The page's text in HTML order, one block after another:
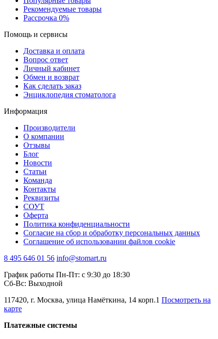
Рекомендуемые товары
Рассрочка 0%
Помощь и сервисы
Доставка и оплата
Вопрос ответ
Личный кабинет
Обмен и возврат
Как сделать заказ
Энциклопедия стоматолога
Информация
Производители
О компании
Отзывы
Блог
Новости
Статьи
Команда
Контакты
Реквизиты
СОУТ
Оферта
Политика конфиденциальности
Согласие на сбор и обработку персональных данных
Соглашение об использовании файлов cookie
8 495 646 01 56 info@stomart.ru
График работы Пн-Пт: с 9:30 до 18:30
Сб-Вс: Выходной
117420, г. Москва, улица Намёткина, 14 корп.1 Посмотреть на
карте
Платежные системы